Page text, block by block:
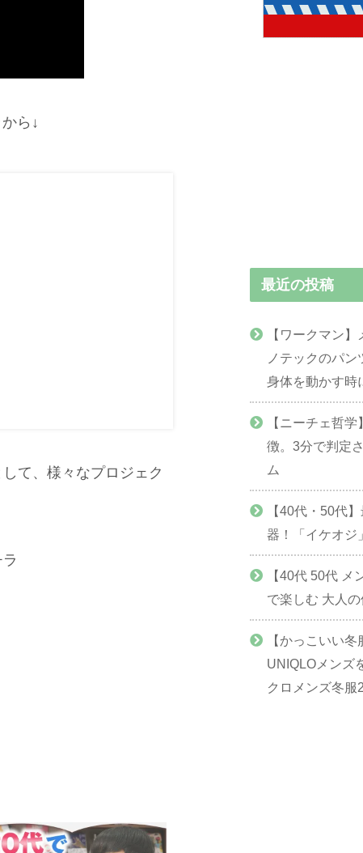
ら↓
て、様々なプロジェク
最近の投稿
【ワークマン
ノテックのパ
身体を動かす時
【ニーチェ哲
徴。3分で判定
ム
【40代・50代
器！「イケオジ
【40代 50代 メ
で楽しむ 大人
【かっこいい
UNIQLOメンズ
クロメンズ冬服